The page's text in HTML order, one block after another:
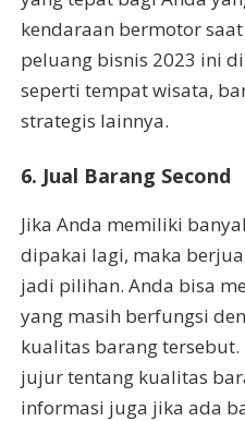
kendaraan bermotor
peluang bisnis 2023 ini
seperti tempat wisata,
strategis lainnya.
6. Jual Barang Second
Jika Anda memiliki
dipakai lagi, maka
jadi pilihan. Anda bisa
yang masih berfungsi
kualitas barang
jujur tentang kualitas
informasi juga jika ada